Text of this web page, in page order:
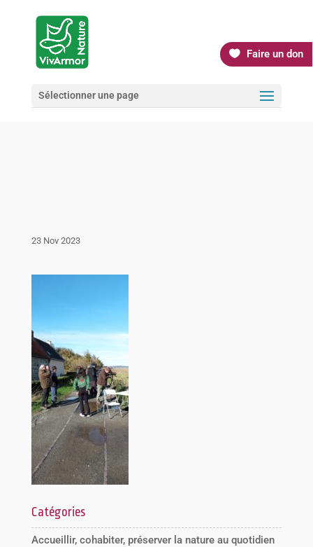
Faire un don
Sélectionner une page
23 Nov 2023
Catégories
Accueillir, cohabiter, préserver la nature au quotidien